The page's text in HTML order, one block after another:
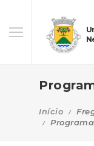
Início